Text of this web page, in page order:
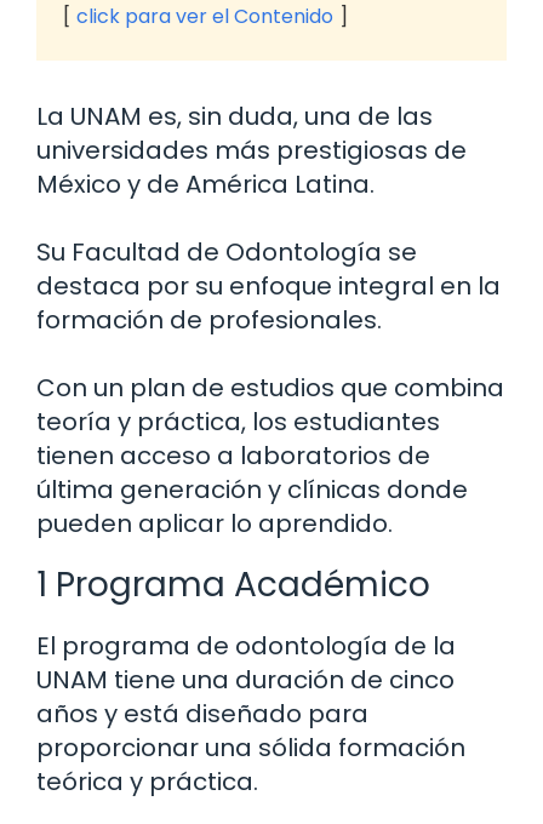
click para ver el Contenido
La UNAM es, sin duda, una de las
universidades más prestigiosas de
México y de América Latina.
Su Facultad de Odontología se
destaca por su enfoque integral en la
formación de profesionales.
Con un plan de estudios que combina
teoría y práctica, los estudiantes
tienen acceso a laboratorios de
última generación y clínicas donde
pueden aplicar lo aprendido.
1 Programa Académico
El programa de odontología de la
UNAM tiene una duración de cinco
años y está diseñado para
proporcionar una sólida formación
teórica y práctica.